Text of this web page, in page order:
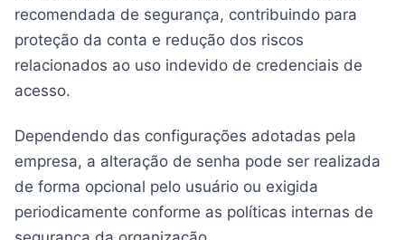
recomendada de segurança, contribuindo para
proteção da conta e redução dos riscos
relacionados ao uso indevido de credenciais de
acesso.
Dependendo das configurações adotadas pela
empresa, a alteração de senha pode ser realizada
de forma opcional pelo usuário ou exigida
periodicamente conforme as políticas internas de